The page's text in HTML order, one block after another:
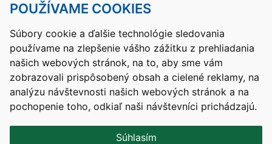
POUŽÍVAME COOKIES
Súbory cookie a ďalšie technológie sledovania
používame na zlepšenie vášho zážitku z prehliadania
našich webových stránok, na to, aby sme vám
zobrazovali prispôsobený obsah a cielené reklamy, na
analýzu návštevnosti našich webových stránok a na
pochopenie toho, odkiaľ naši návštevníci prichádzajú.
Súhlasím
Kontakty Mapa stránky RSS
Vyhlásenie o prístupnosti
Nastavenia cookies
Prevádzkovateľom služby je Ministerstvo školstva, výskumu,
vývoja a mládeže Slovenskej republiky.
Tvorba stránok: Aglo Solutions
Redakčný systém : SysCom